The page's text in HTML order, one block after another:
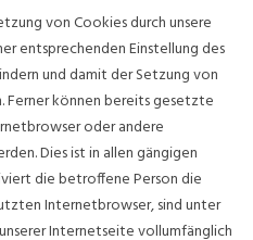
von Cookies durch unsere
entsprechenden Einstellung des
und damit der Setzung von
Ferner können bereits gesetzte
oder andere
Dies ist in allen gängigen
die betroffene Person die
Internetbrowser, sind unter
Internetseite vollumfänglich